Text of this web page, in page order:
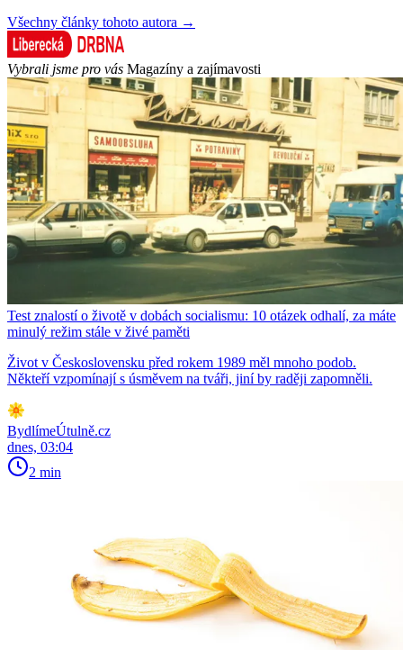
Všechny články tohoto autora →
Vybrali jsme pro vás Magazíny a zajímavosti
Test znalostí o životě v dobách socialismu: 10 otázek odhalí, za máte
minulý režim stále v živé paměti
Život v Československu před rokem 1989 měl mnoho podob.
Někteří vzpomínají s úsměvem na tváři, jiní by raději zapomněli.
BydlímeÚtulně.cz
dnes, 03:04
2 min